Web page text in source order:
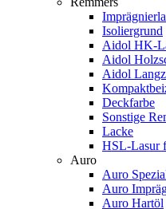
Isoliergrund
Aidol HK-
Aidol
Aidol
Deckfarbe
Sonstige
Lacke
HSL-Lasur
Auro
Auro
Auro
Auro Hartöl